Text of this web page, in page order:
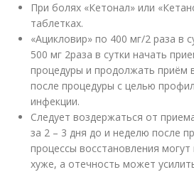
При болях «Кетонал» или
таблетках.
«Ацикловир» по 400 мг/2 раза в
500 мг 2раза в сутки начать
процедуры и продолжать приём
после процедуры с целью
инфекции.
Следует воздержаться от
за 2 – 3 дня до и неделю после
процессы восстановления
хуже, а отечность может